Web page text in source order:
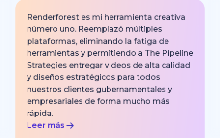
Renderforest es mi herramienta creativa
número uno. Reemplazó múltiples
plataformas, eliminando la fatiga de
herramientas y permitiendo a The Pipeline
Strategies entregar videos de alta calidad
y diseños estratégicos para todos
nuestros clientes gubernamentales y
empresariales de forma mucho más
rápida.
Leer más